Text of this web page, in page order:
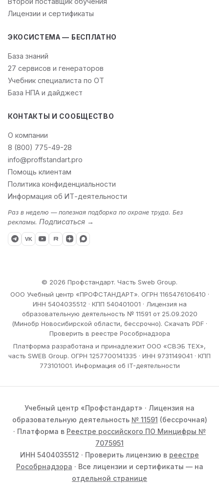
Лицензии и сертификаты
ЭКОСИСТЕМА — БЕСПЛАТНО
База знаний
27 сервисов и генераторов
Учебник специалиста по ОТ
База НПА и дайджест
КОНТАКТЫ И СООБЩЕСТВО
О компании
8 (800) 775-49-28
info@proffstandart.pro
Помощь клиентам
Политика конфиденциальности
Информация об ИТ-деятельности
Раз в неделю — полезная подборка по охране труда. Без
рекламы. Подписаться →
VK
© 2026 Профстандарт. Часть Sweb Group.
ООО Учебный центр «ПРОФСТАНДАРТ». ОГРН 1165476106410 ·
ИНН 5404035512 · КПП 540401001 · Лицензия на
образовательную деятельность № 11591 от 25.09.2020
(Минобр Новосибирской области, бессрочно). Скачать PDF ·
Проверить в реестре Рособрнадзора
Платформа разработана и принадлежит ООО «СВЭБ ТЕХ»,
часть SWEB Group. ОГРН 1257700141335 · ИНН 9731149041 · КПП
773101001. Информация об IT-деятельности
Учебный центр «Профстандарт» · Лицензия на
образовательную деятельность № 11591 (бессрочная)
· Платформа в Реестре российского ПО Минцифры №
7075951
ИНН 5404035512 · Проверить лицензию в реестре
Рособрнадзора · Все лицензии и сертификаты — на
отдельной странице